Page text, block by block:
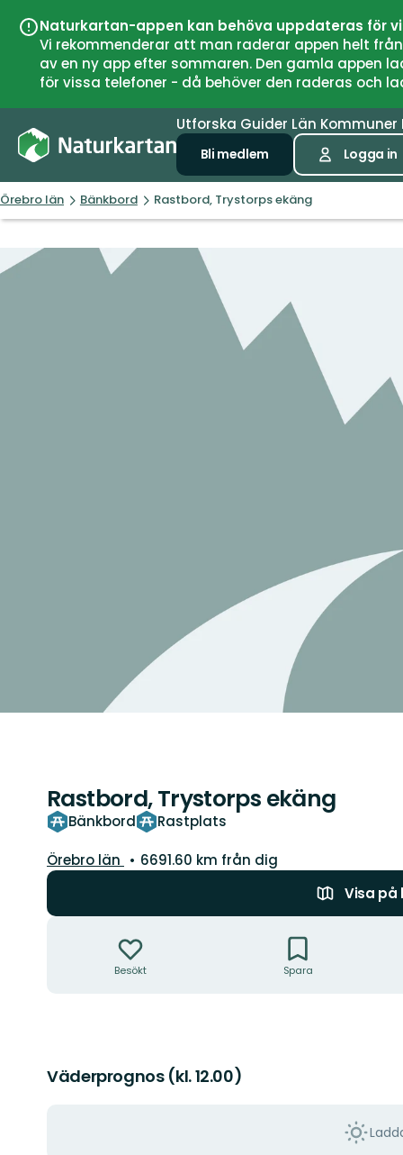
Naturkartan-appen kan behöva uppdateras för
Vi rekommenderar att man raderar appen helt
av en ny app efter sommaren. Den gamla
för vissa telefoner - då behöver den raderas och
Utforska Guider Län Kommuner
Bli medlem Logga in
Örebro län Bänkbord Rastbord, Trystorps ekäng
Rastbord, Trystorps ekäng
Bänkbord Rastplats
Län:
Örebro län
6691.60 km från dig
Visa på
Besökt Spara
Väderprognos (kl. 12.00)